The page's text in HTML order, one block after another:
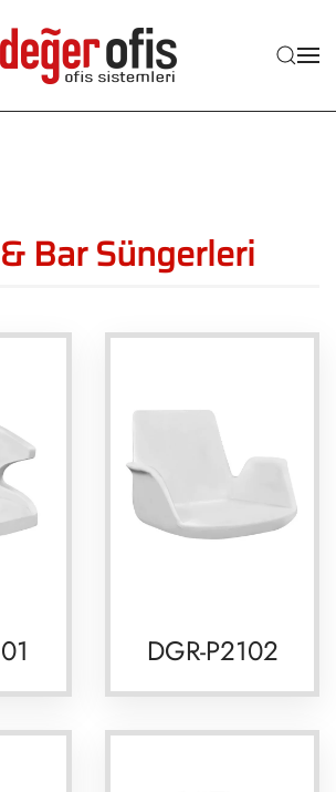
Bar Süngerleri
DGR-P2102